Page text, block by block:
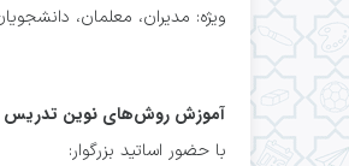
ویژه: مديران، معلمان،
آموزش روش‌های نوين
با حضور اساتید بزرگوار: